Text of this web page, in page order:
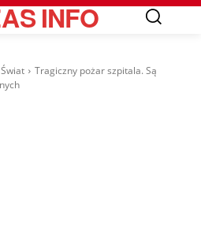
INFO
Świat
Tragiczny pożar szpitala. Są